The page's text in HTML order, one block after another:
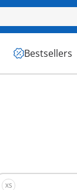
Bestsellers
XS